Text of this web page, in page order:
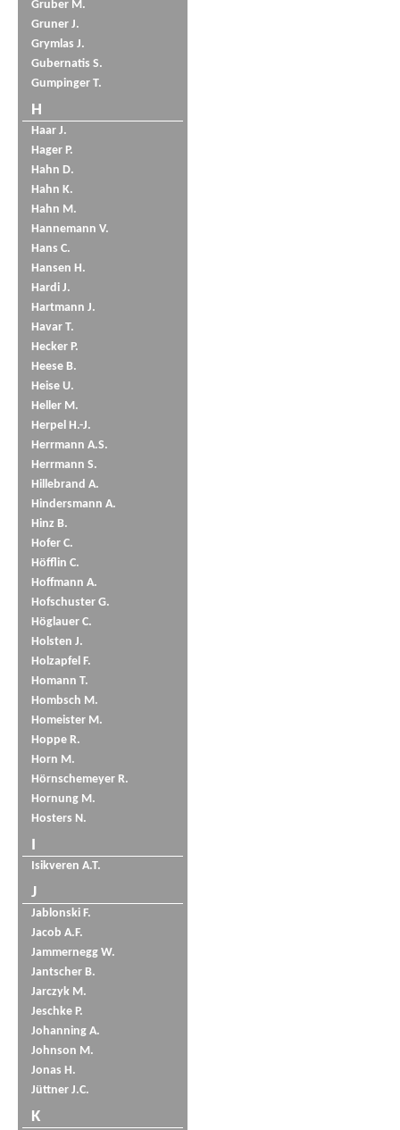
Gruber M.
Gruner J.
Grymlas J.
Gubernatis S.
Gumpinger T.
H
Haar J.
Hager P.
Hahn D.
Hahn K.
Hahn M.
Hannemann V.
Hans C.
Hansen H.
Hardi J.
Hartmann J.
Havar T.
Hecker P.
Heese B.
Heise U.
Heller M.
Herpel H.-J.
Herrmann A.S.
Herrmann S.
Hillebrand A.
Hindersmann A.
Hinz B.
Hofer C.
Höfflin C.
Hoffmann A.
Hofschuster G.
Höglauer C.
Holsten J.
Holzapfel F.
Homann T.
Hombsch M.
Homeister M.
Hoppe R.
Horn M.
Hörnschemeyer R.
Hornung M.
Hosters N.
I
Isikveren A.T.
J
Jablonski F.
Jacob A.F.
Jammernegg W.
Jantscher B.
Jarczyk M.
Jeschke P.
Johanning A.
Johnson M.
Jonas H.
Jüttner J.C.
K